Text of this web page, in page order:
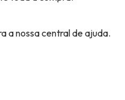
a nossa central de ajuda.